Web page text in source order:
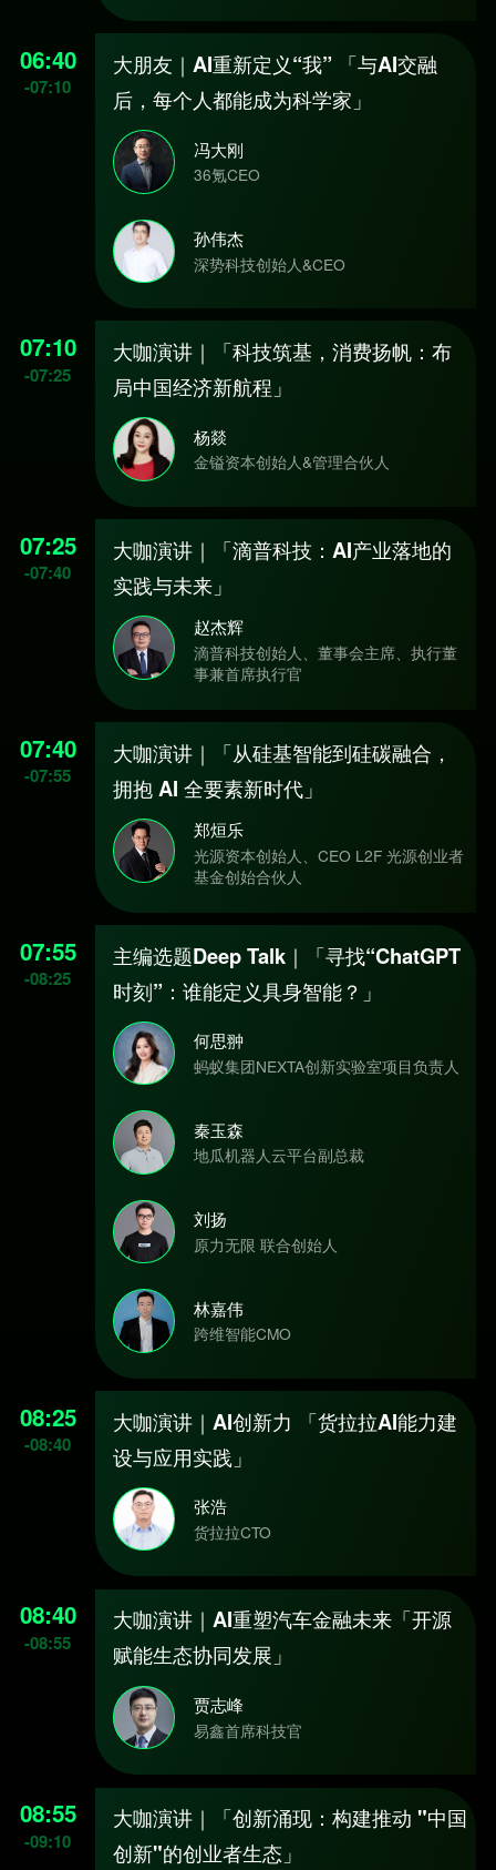
06:40
-07:10
大朋友｜AI重新定义“我” 「与AI交融
后，每个人都能成为科学家」
冯大刚
36氪CEO
孙伟杰
深势科技创始人&CEO
07:10
-07:25
大咖演讲｜「科技筑基，消费扬帆：布
局中国经济新航程」
杨燚
金镒资本创始人&管理合伙人
07:25
-07:40
大咖演讲｜「滴普科技：AI产业落地的
实践与未来」
赵杰辉
滴普科技创始人、董事会主席、执行董
事兼首席执行官
07:40
-07:55
大咖演讲｜「从硅基智能到硅碳融合，
拥抱 AI 全要素新时代」
郑烜乐
光源资本创始人、CEO L2F 光源创业者
基金创始合伙人
07:55
-08:25
主编选题Deep Talk｜「寻找“ChatGPT
时刻”：谁能定义具身智能？」
何思翀
蚂蚁集团NEXTA创新实验室项目负责人
秦玉森
地瓜机器人云平台副总裁
刘扬
原力无限 联合创始人
林嘉伟
跨维智能CMO
08:25
-08:40
大咖演讲｜AI创新力 「货拉拉AI能力建
设与应用实践」
张浩
货拉拉CTO
08:40
-08:55
大咖演讲｜AI重塑汽车金融未来「开源
赋能生态协同发展」
贾志峰
易鑫首席科技官
08:55
-09:10
大咖演讲｜「创新涌现：构建推动 "中国
创新"的创业者生态」